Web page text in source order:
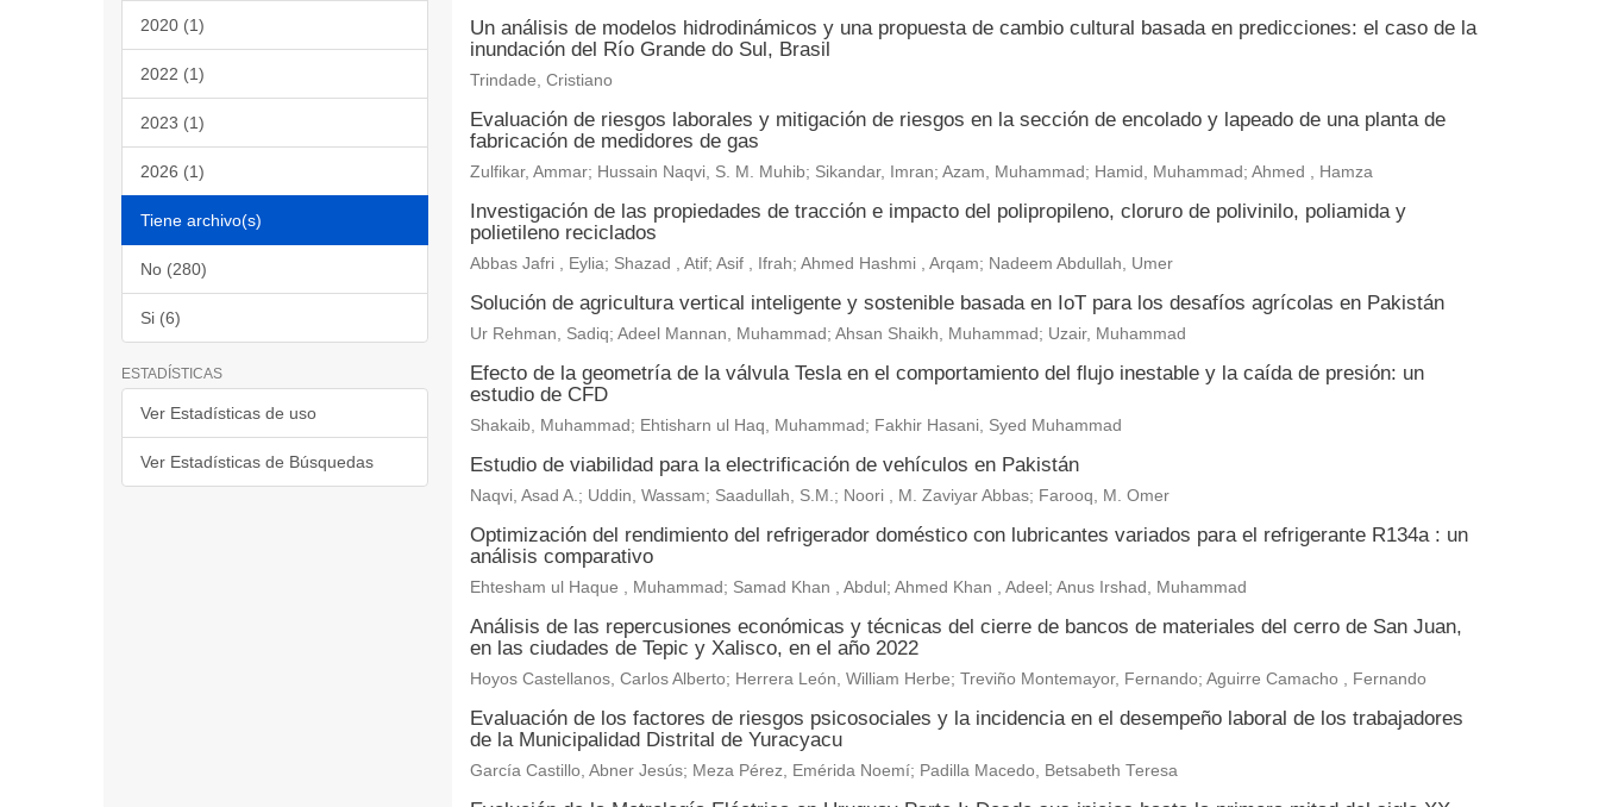
2020 (1)
2022 (1)
2023 (1)
2026 (1)
Tiene archivo(s)
No (280)
Si (6)
ESTADÍSTICAS
Ver Estadísticas de uso
Ver Estadísticas de Búsquedas
Un análisis de modelos hidrodinámicos y una propuesta de cambio cultural basada en predicciones: el caso de la
inundación del Río Grande do Sul, Brasil
Trindade, Cristiano
Evaluación de riesgos laborales y mitigación de riesgos en la sección de encolado y lapeado de una planta de
fabricación de medidores de gas
Zulfikar, Ammar; Hussain Naqvi, S. M. Muhib; Sikandar, Imran; Azam, Muhammad; Hamid, Muhammad; Ahmed , Hamza
Investigación de las propiedades de tracción e impacto del polipropileno, cloruro de polivinilo, poliamida y
polietileno reciclados
Abbas Jafri , Eylia; Shazad , Atif; Asif , Ifrah; Ahmed Hashmi , Arqam; Nadeem Abdullah, Umer
Solución de agricultura vertical inteligente y sostenible basada en IoT para los desafíos agrícolas en Pakistán
Ur Rehman, Sadiq; Adeel Mannan, Muhammad; Ahsan Shaikh, Muhammad; Uzair, Muhammad
Efecto de la geometría de la válvula Tesla en el comportamiento del flujo inestable y la caída de presión: un
estudio de CFD
Shakaib, Muhammad; Ehtisharn ul Haq, Muhammad; Fakhir Hasani, Syed Muhammad
Estudio de viabilidad para la electrificación de vehículos en Pakistán
Naqvi, Asad A.; Uddin, Wassam; Saadullah, S.M.; Noori , M. Zaviyar Abbas; Farooq, M. Omer
Optimización del rendimiento del refrigerador doméstico con lubricantes variados para el refrigerante R134a : un
análisis comparativo
Ehtesham ul Haque , Muhammad; Samad Khan , Abdul; Ahmed Khan , Adeel; Anus Irshad, Muhammad
Análisis de las repercusiones económicas y técnicas del cierre de bancos de materiales del cerro de San Juan,
en las ciudades de Tepic y Xalisco, en el año 2022
Hoyos Castellanos, Carlos Alberto; Herrera León, William Herbe; Treviño Montemayor, Fernando; Aguirre Camacho , Fernando
Evaluación de los factores de riesgos psicosociales y la incidencia en el desempeño laboral de los trabajadores
de la Municipalidad Distrital de Yuracyacu
García Castillo, Abner Jesús; Meza Pérez, Emérida Noemí; Padilla Macedo, Betsabeth Teresa